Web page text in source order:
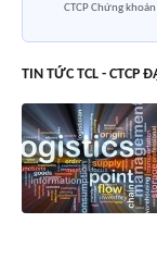
CTCP Chứng
TIN TỨC TCL - CTCP